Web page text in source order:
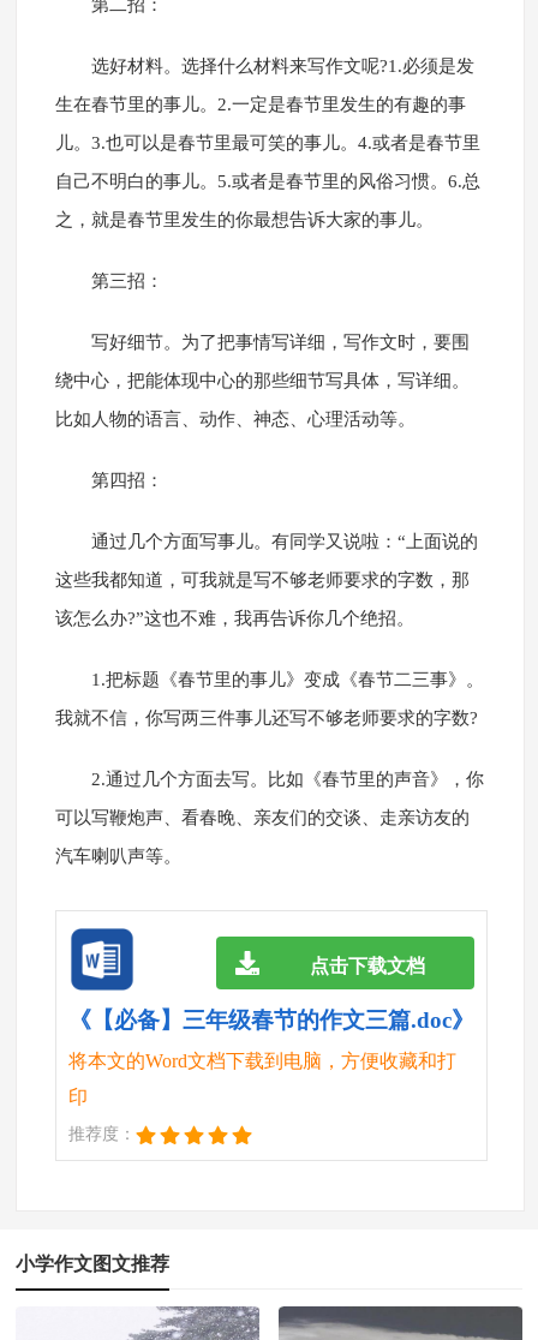
第二招：
选好材料。选择什么材料来写作文呢?1.必须是发
生在春节里的事儿。2.一定是春节里发生的有趣的事
儿。3.也可以是春节里最可笑的事儿。4.或者是春节里
自己不明白的事儿。5.或者是春节里的风俗习惯。6.总
之，就是春节里发生的你最想告诉大家的事儿。
第三招：
写好细节。为了把事情写详细，写作文时，要围
绕中心，把能体现中心的那些细节写具体，写详细。
比如人物的语言、动作、神态、心理活动等。
第四招：
通过几个方面写事儿。有同学又说啦：“上面说的
这些我都知道，可我就是写不够老师要求的字数，那
该怎么办?”这也不难，我再告诉你几个绝招。
1.把标题《春节里的事儿》变成《春节二三事》。
我就不信，你写两三件事儿还写不够老师要求的字数?
2.通过几个方面去写。比如《春节里的声音》，你
可以写鞭炮声、看春晚、亲友们的交谈、走亲访友的
汽车喇叭声等。
《【必备】三年级春节的作文三篇.doc》
将本文的Word文档下载到电脑，方便收藏和打
印
推荐度：
点击下载文档
小学作文图文推荐